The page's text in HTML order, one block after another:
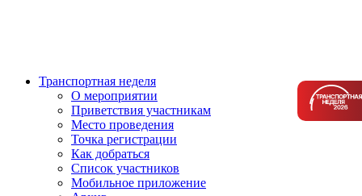
Транспортная неделя
О мероприятии
Приветствия участникам
Место проведения
Точка регистрации
Как добраться
Список участников
Мобильное приложение